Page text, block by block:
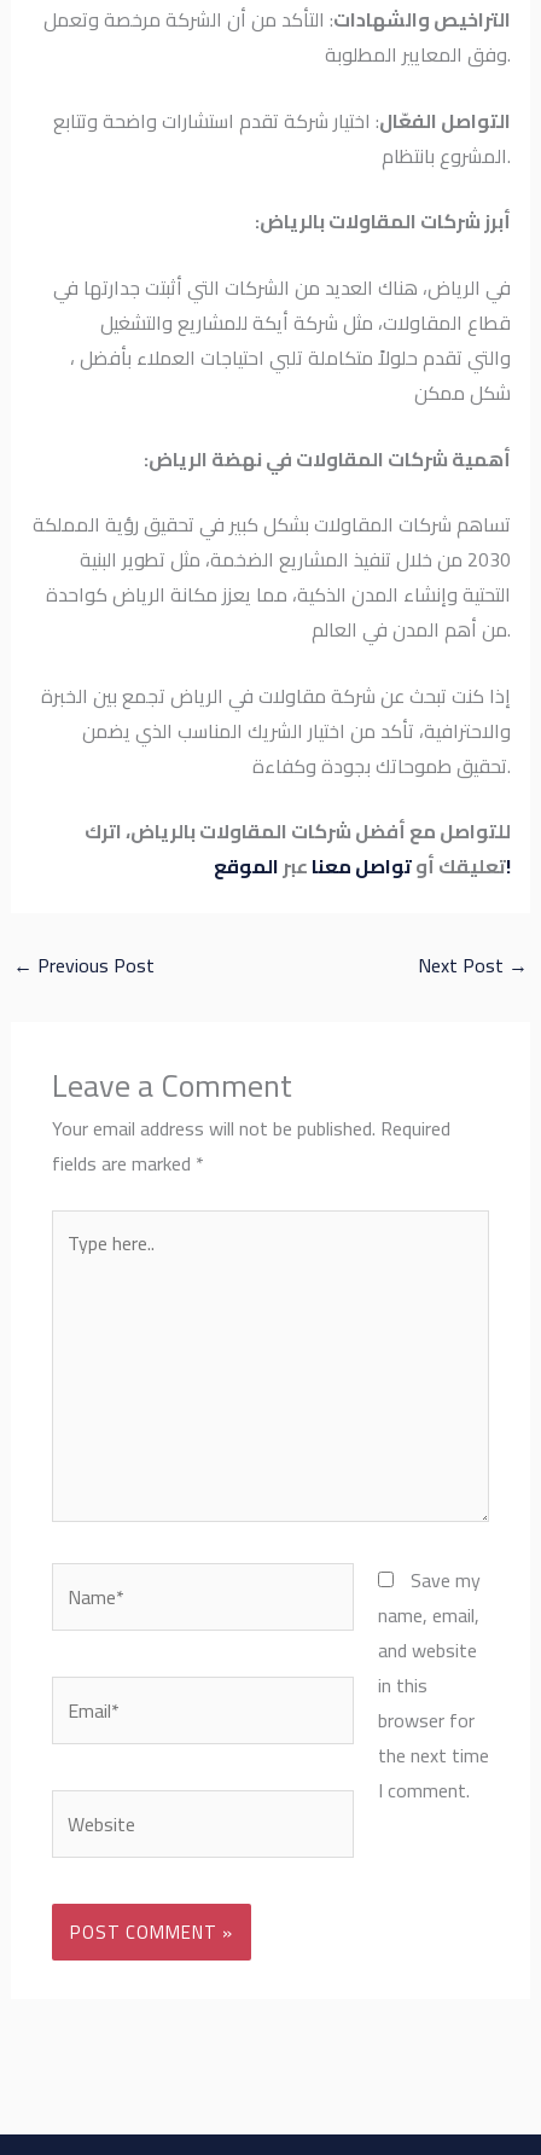
التراخيص والشهادات: التأكد من أن الشركة مرخصة وتعمل
وفق المعايير المطلوبة.
التواصل الفعّال: اختيار شركة تقدم استشارات واضحة وتتابع
المشروع بانتظام.
:أبرز شركات المقاولات بالرياض
في الرياض، هناك العديد من الشركات التي أثبتت جدارتها في
قطاع المقاولات، مثل شركة أيكة للمشاريع والتشغيل
، والتي تقدم حلولاً متكاملة تلبي احتياجات العملاء بأفضل
شكل ممكن
:أهمية شركات المقاولات في نهضة الرياض
تساهم شركات المقاولات بشكل كبير في تحقيق رؤية المملكة
2030 من خلال تنفيذ المشاريع الضخمة، مثل تطوير البنية
التحتية وإنشاء المدن الذكية، مما يعزز مكانة الرياض كواحدة
من أهم المدن في العالم.
إذا كنت تبحث عن شركة مقاولات في الرياض تجمع بين الخبرة
والاحترافية، تأكد من اختيار الشريك المناسب الذي يضمن
تحقيق طموحاتك بجودة وكفاءة.
للتواصل مع أفضل شركات المقاولات بالرياض، اترك
تعليقك أوتواصل معناعبر الموقع!
← Previous Post Next Post →
Leave a Comment
Your email address will not be published. Required
fields are marked *
here..
Save my
name, email,
and website
in this
browser for
the next time
I comment.